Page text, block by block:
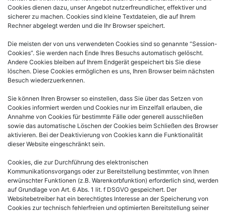
Cookies dienen dazu, unser Angebot nutzerfreundlicher, effektiver und
sicherer zu machen. Cookies sind kleine Textdateien, die auf Ihrem
Rechner abgelegt werden und die Ihr Browser speichert.
Die meisten der von uns verwendeten Cookies sind so genannte “Session-
Cookies”. Sie werden nach Ende Ihres Besuchs automatisch gelöscht.
Andere Cookies bleiben auf Ihrem Endgerät gespeichert bis Sie diese
löschen. Diese Cookies ermöglichen es uns, Ihren Browser beim nächsten
Besuch wiederzuerkennen.
Sie können Ihren Browser so einstellen, dass Sie über das Setzen von
Cookies informiert werden und Cookies nur im Einzelfall erlauben, die
Annahme von Cookies für bestimmte Fälle oder generell ausschließen
sowie das automatische Löschen der Cookies beim Schließen des Browser
aktivieren. Bei der Deaktivierung von Cookies kann die Funktionalität
dieser Website eingeschränkt sein.
Cookies, die zur Durchführung des elektronischen
Kommunikationsvorgangs oder zur Bereitstellung bestimmter, von Ihnen
erwünschter Funktionen (z.B. Warenkorbfunktion) erforderlich sind, werden
auf Grundlage von Art. 6 Abs. 1 lit. f DSGVO gespeichert. Der
Websitebetreiber hat ein berechtigtes Interesse an der Speicherung von
Cookies zur technisch fehlerfreien und optimierten Bereitstellung seiner